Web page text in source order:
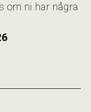
om ni har några